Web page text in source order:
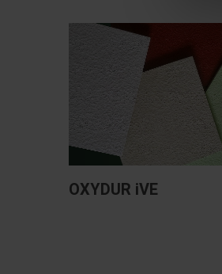
OXYDUR iVE